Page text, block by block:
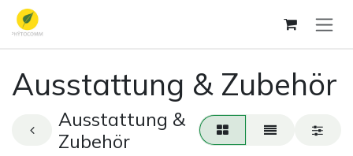
Zum Inhalt springen
Ausstattung & Zubehör
Ausstattung &
Zubehör